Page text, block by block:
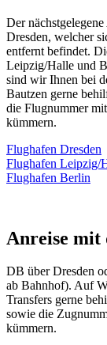
Der
Dresden, welcher
entfernt befindet.
Leipzig/Halle und
sind wir Ihnen bei
Bautzen gerne
die Flugnummer
kümmern.
Flughafen Dresden
Flughafen Leipzig/
Flughafen Berlin
Anreise mit
DB über Dresden
ab Bahnhof). Auf
Transfers gerne
sowie die
kümmern.